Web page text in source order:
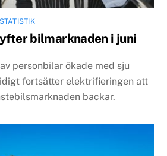
STATISTIK
bilmarknaden i juni
personbilar ökade med sju
fortsätter elektrifieringen att
backar.